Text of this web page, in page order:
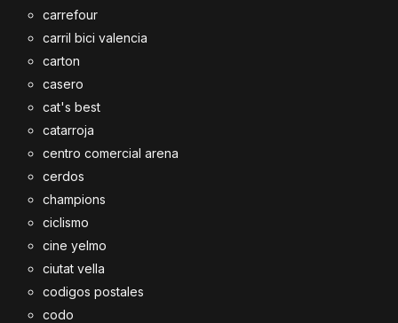
carrefour
carril bici valencia
carton
casero
cat's best
catarroja
centro comercial arena
cerdos
champions
ciclismo
cine yelmo
ciutat vella
codigos postales
codo